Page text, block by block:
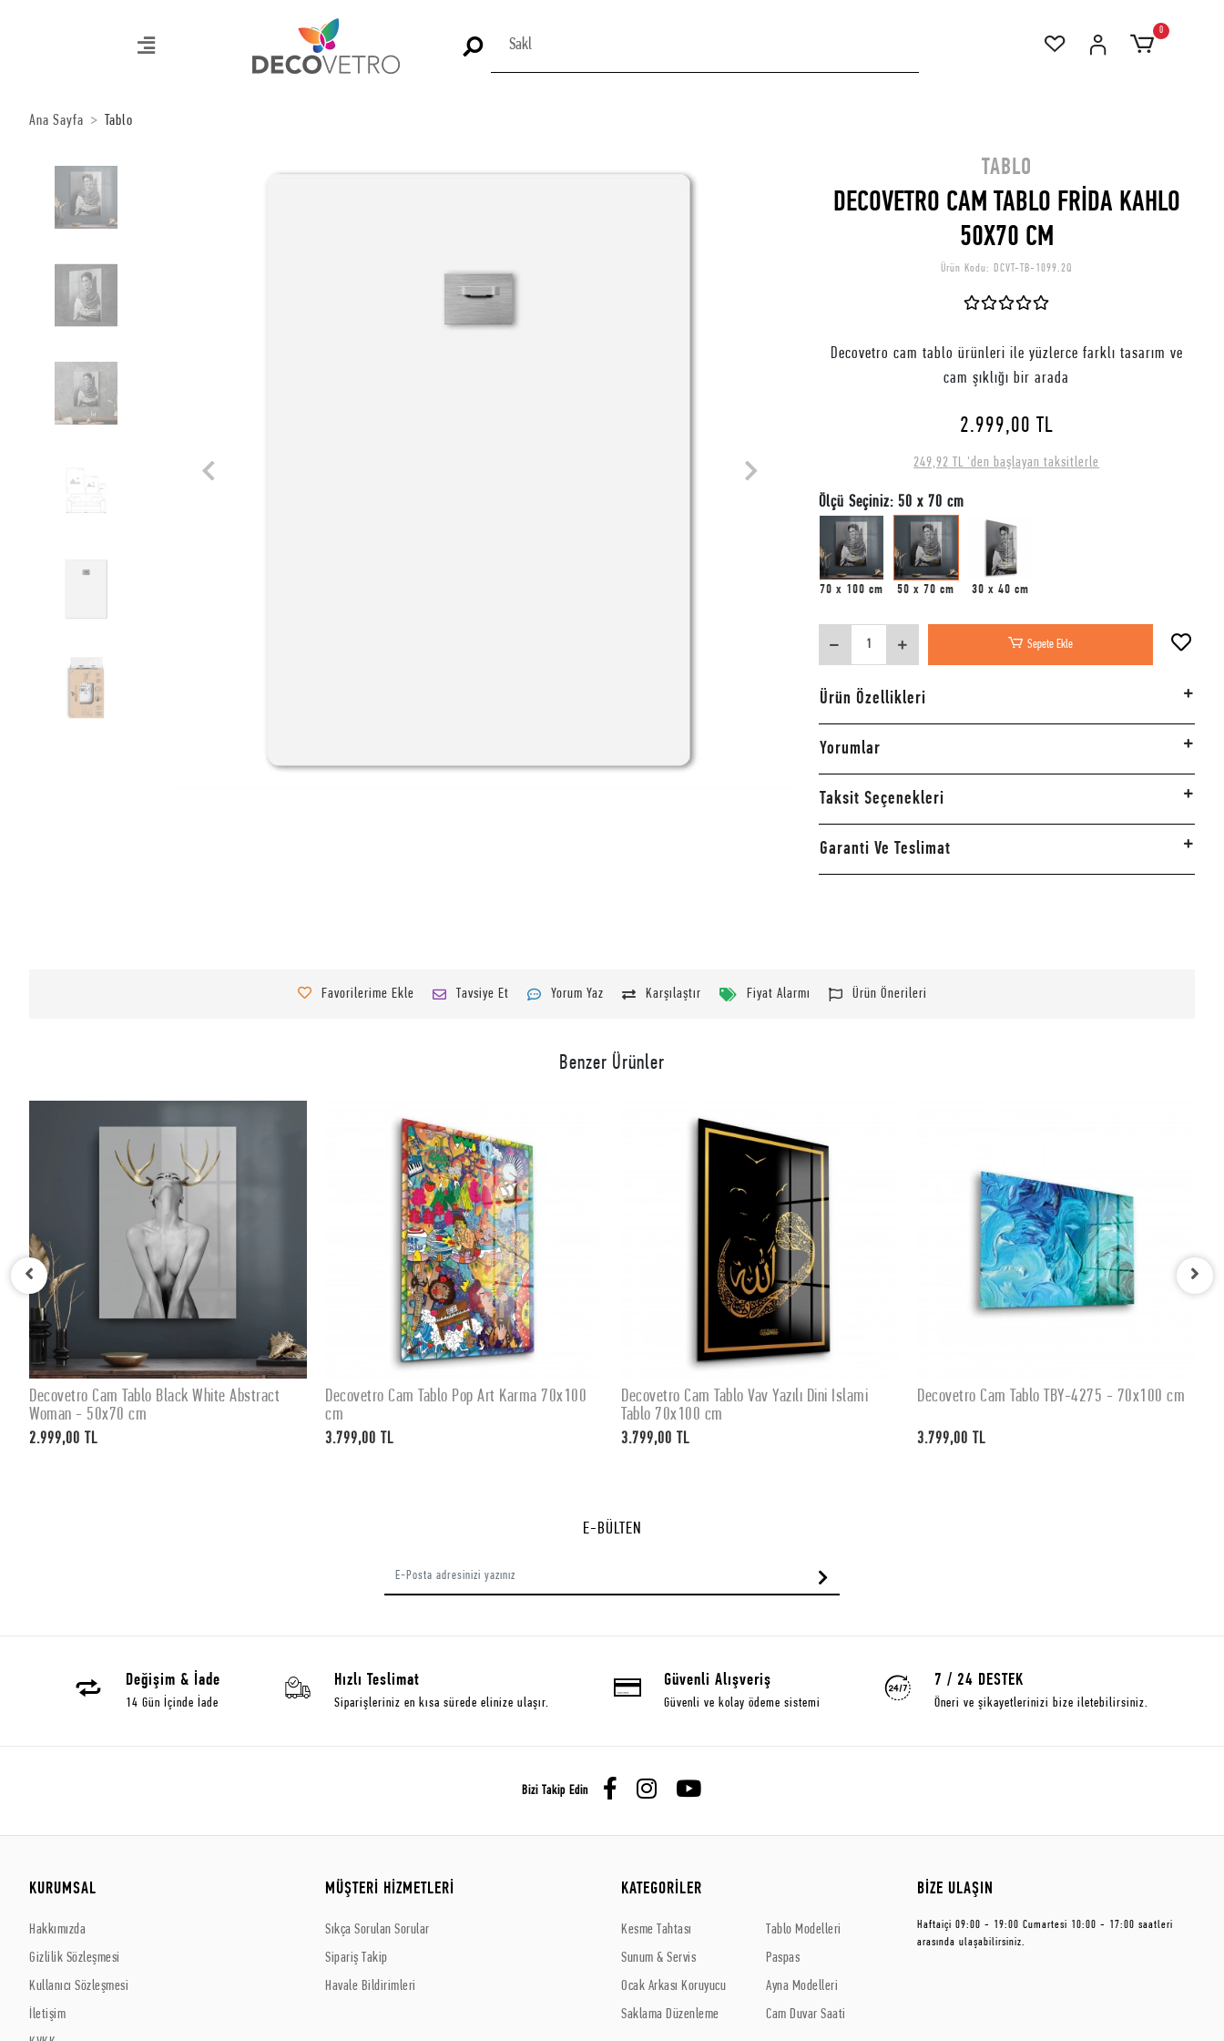
0
Ana Sayfa Tablo
TABLO
DECOVETRO CAM TABLO FRİDA KAHLO
50X70 CM
Ürün Kodu: DCVT-TB-1099.2Q
Decovetro cam tablo ürünleri ile yüzlerce farklı tasarım ve
cam şıklığı bir arada
2.999,00 TL
249,92 TL 'den başlayan taksitlerle
Ölçü Seçiniz: 50 x 70 cm
70 x 100 cm 50 x 70 cm 30 x 40 cm
Sepete Ekle
Ürün Özellikleri
Yorumlar
Taksit Seçenekleri
Garanti Ve Teslimat
Favorilerime Ekle Tavsiye Et Yorum Yaz Karşılaştır Fiyat Alarmı Ürün Önerileri
Benzer Ürünler
SEPETE EKLE
Decovetro Cam Tablo Black White Abstract
Woman - 50x70 cm
2.999,00 TL
SEPETE EKLE
Decovetro Cam Tablo Pop Art Karma 70x100
cm
3.799,00 TL
SEPETE EKLE
Decovetro Cam Tablo Vav Yazılı Dini İslami
Tablo 70x100 cm
3.799,00 TL
SEPETE EKLE
Decovetro Cam Tablo TBY-4275 - 70x100 cm
3.799,00 TL
E-BÜLTEN
Değişim & İade
14 Gün İçinde İade
Hızlı Teslimat
Siparişleriniz en kısa sürede elinize ulaşır.
Güvenli Alışveriş
Güvenli ve kolay ödeme sistemi
7 / 24 DESTEK
Öneri ve şikayetlerinizi bize iletebilirsiniz.
Bizi Takip Edin
KURUMSAL
Hakkımızda
Gizlilik Sözleşmesi
Kullanıcı Sözleşmesi
İletişim
MÜŞTERİ HİZMETLERİ
Sıkça Sorulan Sorular
Sipariş Takip
Havale Bildirimleri
KATEGORİLER
Kesme Tahtası
Sunum & Servis
Ocak Arkası Koruyucu
Saklama Düzenleme
Tablo Modelleri
Paspas
Ayna Modelleri
Cam Duvar Saati
BİZE ULAŞIN
Haftaiçi 09:00 - 19:00 Cumartesi 10:00 - 17:00 saatleri
arasında ulaşabilirsiniz.